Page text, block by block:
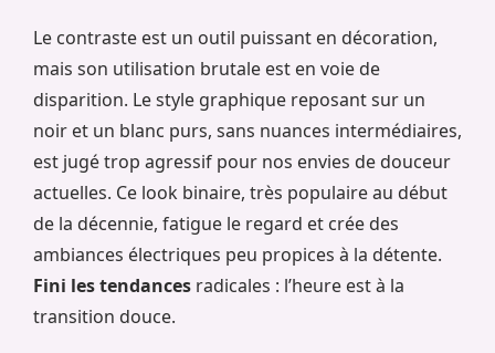
Le contraste est un outil puissant en décoration,
mais son utilisation brutale est en voie de
disparition. Le style graphique reposant sur un
noir et un blanc purs, sans nuances intermédiaires,
est jugé trop agressif pour nos envies de douceur
actuelles. Ce look binaire, très populaire au début
de la décennie, fatigue le regard et crée des
ambiances électriques peu propices à la détente.
Fini les tendances radicales : l’heure est à la
transition douce.